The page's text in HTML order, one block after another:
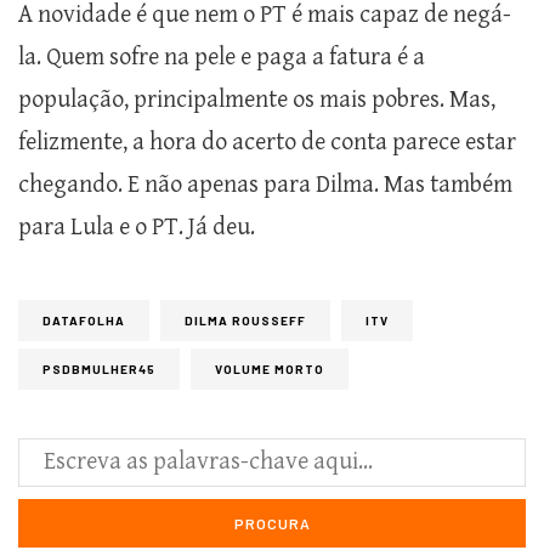
A novidade é que nem o PT é mais capaz de negá-
la. Quem sofre na pele e paga a fatura é a
população, principalmente os mais pobres. Mas,
felizmente, a hora do acerto de conta parece estar
chegando. E não apenas para Dilma. Mas também
para Lula e o PT. Já deu.
DATAFOLHA DILMA ROUSSEFF ITV
PSDBMULHER45 VOLUME MORTO